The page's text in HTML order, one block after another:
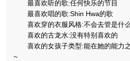
最喜欢听的歌:任何快乐的节目
最喜欢唱的歌:Shin Hwa的歌
喜欢穿的衣服风格:不会去管是什么
喜欢的古龙水:没有特别喜欢的
喜欢的女孩子类型:能在她的能力之
~